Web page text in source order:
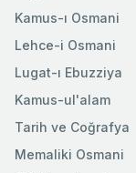
Kamus-ı Osmani
Lehce-i Osmani
Lugat-ı Ebuzziya
Kamus-ul'alam
Tarih ve Coğrafya
Memaliki Osmani